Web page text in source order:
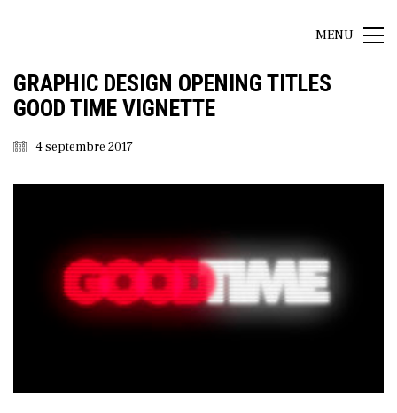
MENU
GRAPHIC DESIGN OPENING TITLES
GOOD TIME VIGNETTE
4 septembre 2017